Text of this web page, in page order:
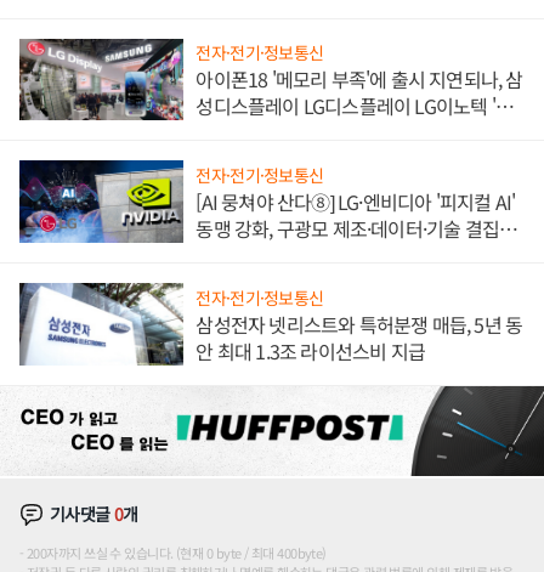
전자·전기·정보통신
아이폰18 '메모리 부족'에 출시 지연되나, 삼
성디스플레이 LG디스플레이 LG이노텍 '탈
전자·전기·정보통신
[AI 뭉쳐야 산다⑧] LG·엔비디아 '피지컬 AI'
동맹 강화, 구광모 제조·데이터·기술 결집
전자·전기·정보통신
삼성전자 넷리스트와 특허분쟁 매듭, 5년 동
안 최대 1.3조 라이선스비 지급
기사댓글0개
200자까지 쓰실 수 있습니다. (현재 0 byte / 최대 400byte)